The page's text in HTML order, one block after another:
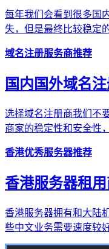
每年我们会看到很多国
失，但是最终比较稳定
域名注册服务商推荐
国内国外域名
选择域名注册商我们不
商家的稳定性和安全性
香港优秀服务器推荐
香港服务器租
香港服务器拥有和大陆
些中文业务需要速度较